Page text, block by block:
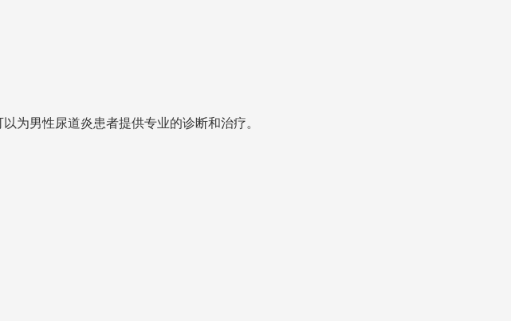
男性尿道炎患者提供专业的诊断和治疗。